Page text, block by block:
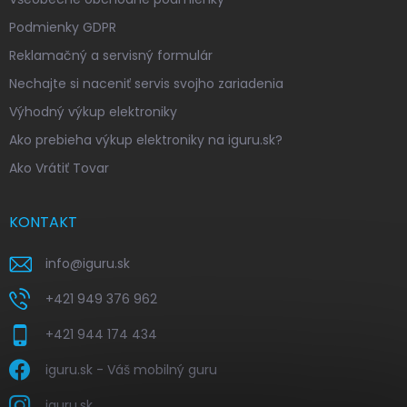
Podmienky GDPR
Reklamačný a servisný formulár
Nechajte si naceniť servis svojho zariadenia
Výhodný výkup elektroniky
Ako prebieha výkup elektroniky na iguru.sk?
Ako Vrátiť Tovar
KONTAKT
info@iguru.sk
+421 949 376 962
+421 944 174 434
iguru.sk - Váš mobilný guru